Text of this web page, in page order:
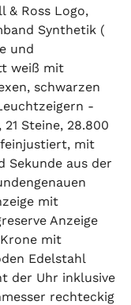
& Ross Logo,
Synthetik (
und
weiß mit
schwarzen
-
Steine, 28.800
feinjustiert, mit
Sekunde aus der
mit
Anzeige
mit
Edelstahl
der Uhr inklusive
rechteckig